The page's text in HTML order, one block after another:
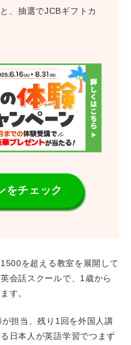
、抽選でJCBギフトカ
をチェック
を超える教室を展開して
会話スクールで、1歳から
す。
担当、残り1回を外国人講
日本人が英語学習でつまず